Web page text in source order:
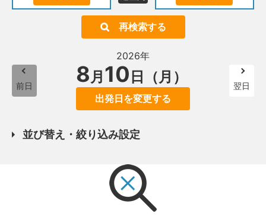
再検索する
前日
2026年
8月 10 日（月）
出発日を変更する
翌日
並び替え・絞り込み設定